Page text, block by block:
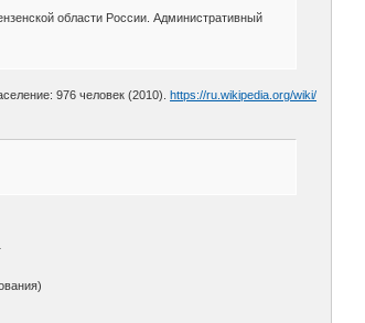
области России. Административный
976 человек (2010). https://ru.wikipedia.org/wiki/